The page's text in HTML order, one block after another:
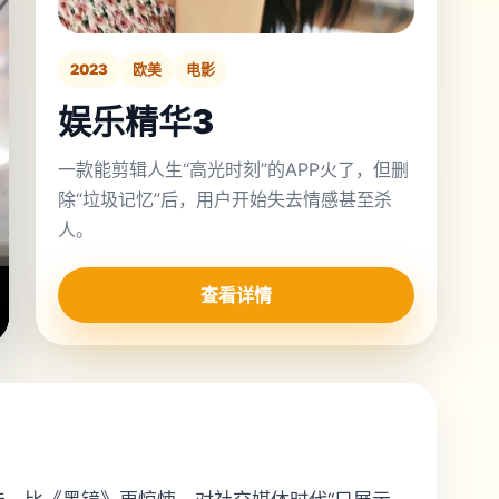
2023 欧美 电影
娱乐精华3
一款能剪辑人生“高光时刻”的APP火了，但删
除“垃圾记忆”后，用户开始失去情感甚至杀
人。
查看详情